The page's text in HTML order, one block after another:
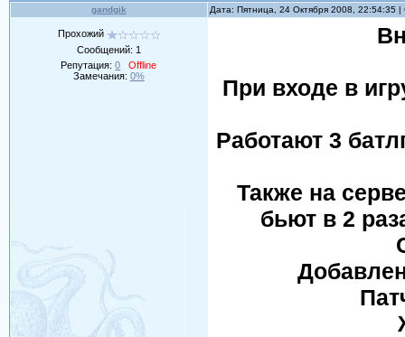
gandgik Дата: Пятница, 24 Октября 2008, 22:54:35
Прохожий
Сообщений: 1
Репутация:0
Offline
Замечания: 0% При входе в
Работают 3
Также на
бьют в 2